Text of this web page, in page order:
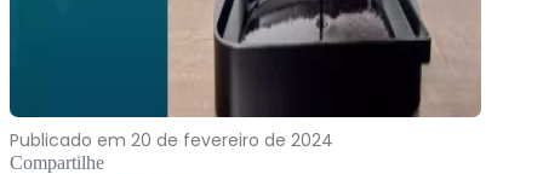
Publicado em 20 de fevereiro de 2024
Compartilhe